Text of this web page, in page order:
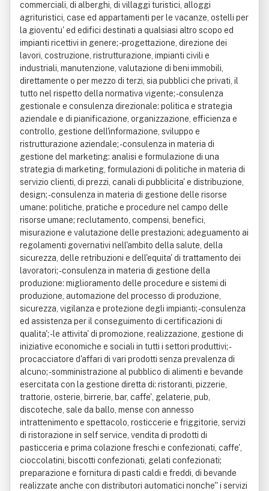
commerciali, di alberghi, di villaggi turistici, alloggi
agrituristici, case ed appartamenti per le vacanze, ostelli per
la gioventu' ed edifici destinati a qualsiasi altro scopo ed
impianti ricettivi in genere; - progettazione, direzione dei
lavori, costruzione, ristrutturazione, impianti civili e
industriali, manutenzione, valutazione di beni immobili,
direttamente o per mezzo di terzi, sia pubblici che privati, il
tutto nel rispetto della normativa vigente; - consulenza
gestionale e consulenza direzionale: politica e strategia
aziendale e di pianificazione, organizzazione, efficienza e
controllo, gestione dell'informazione, sviluppo e
ristrutturazione aziendale; - consulenza in materia di
gestione del marketing: analisi e formulazione di una
strategia di marketing, formulazioni di politiche in materia di
servizio clienti, di prezzi, canali di pubblicita' e distribuzione,
design; - consulenza in materia di gestione delle risorse
umane: politiche, pratiche e procedure nel campo delle
risorse umane; reclutamento, compensi, benefici,
misurazione e valutazione delle prestazioni; adeguamento ai
regolamenti governativi nell'ambito della salute, della
sicurezza, delle retribuzioni e dell'equita' di trattamento dei
lavoratori; - consulenza in materia di gestione della
produzione: miglioramento delle procedure e sistemi di
produzione, automazione del processo di produzione,
sicurezza, vigilanza e protezione degli impianti; - consulenza
ed assistenza per il conseguimento di certificazioni di
qualita'; - le attivita' di promozione, realizzazione, gestione di
iniziative economiche e sociali in tutti i settori produttivi; -
procacciatore d'affari di vari prodotti senza prevalenza di
alcuno; - somministrazione al pubblico di alimenti e bevande
esercitata con la gestione diretta di: ristoranti, pizzerie,
trattorie, osterie, birrerie, bar, caffe', gelaterie, pub,
discoteche, sale da ballo, mense con annesso
intrattenimento e spettacolo, rosticcerie e friggitorie, servizi
di ristorazione in self service, vendita di prodotti di
pasticceria e prima colazione freschi e confezionati, caffe',
cioccolatini, biscotti confezionati, gelati confezionati;
preparazione e fornitura di pasti caldi e freddi, di bevande
realizzate anche con distributori automatici nonche'' i servizi